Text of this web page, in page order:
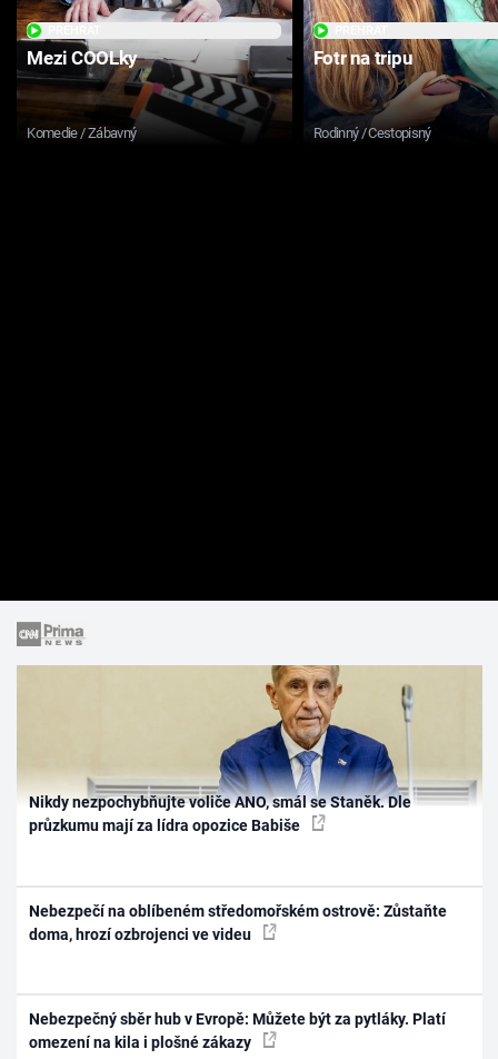
Mezi COOLky
Komedie / Zábavný
Fotr na tripu
Rodinný / Cestopisný
Nikdy nezpochybňujte voliče ANO, smál se Staněk. Dle
průzkumu mají za lídra opozice Babiše
Nebezpečí na oblíbeném středomořském ostrově: Zůstaňte
doma, hrozí ozbrojenci ve videu
Nebezpečný sběr hub v Evropě: Můžete být za pytláky. Platí
omezení na kila i plošné zákazy